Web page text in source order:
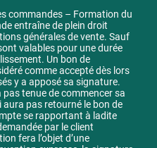
commandes – Formation du
entraîne de plein droit
générales de vente. Sauf
valables pour une durée
Un bon de
comme accepté dès lors
y a apposé sa signature.
pas tenue de commencer sa
pas retourné le bon de
se rapportant à ladite
par le client
fera l’objet d’une